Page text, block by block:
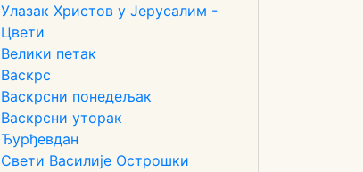
Улазак Христов у Јерусалим -
Цвети
Велики петак
Васкрс
Васкрсни понедељак
Васкрсни уторак
Ђурђевдан
Свети Василије Острошки